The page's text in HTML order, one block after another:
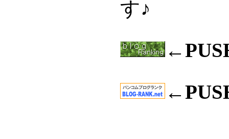
す♪